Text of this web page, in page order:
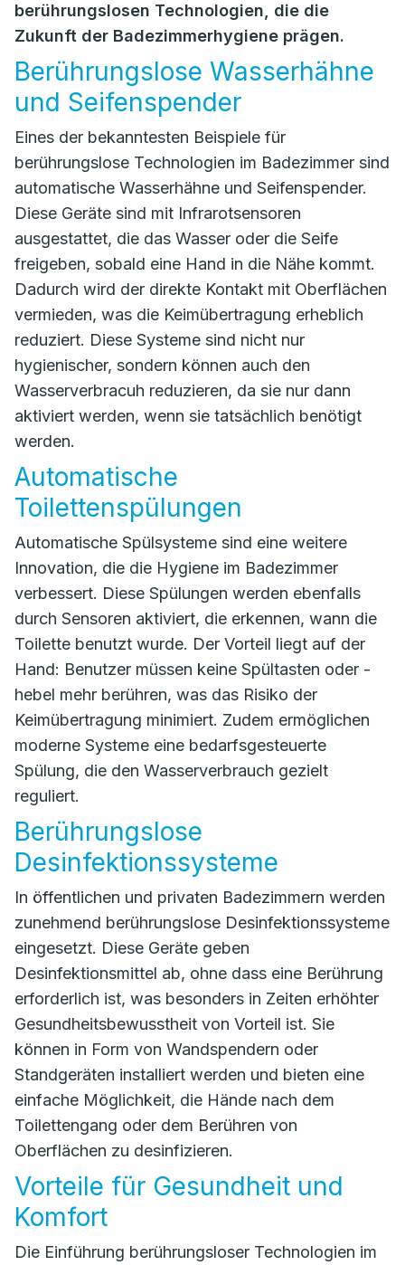
berührungslosen Technologien, die die
Zukunft der Badezimmerhygiene prägen.
Berührungslose Wasserhähne
und Seifenspender
Eines der bekanntesten Beispiele für
berührungslose Technologien im Badezimmer sind
automatische Wasserhähne und Seifenspender.
Diese Geräte sind mit Infrarotsensoren
ausgestattet, die das Wasser oder die Seife
freigeben, sobald eine Hand in die Nähe kommt.
Dadurch wird der direkte Kontakt mit Oberflächen
vermieden, was die Keimübertragung erheblich
reduziert. Diese Systeme sind nicht nur
hygienischer, sondern können auch den
Wasserverbracuh reduzieren, da sie nur dann
aktiviert werden, wenn sie tatsächlich benötigt
werden.
Automatische
Toilettenspülungen
Automatische Spülsysteme sind eine weitere
Innovation, die die Hygiene im Badezimmer
verbessert. Diese Spülungen werden ebenfalls
durch Sensoren aktiviert, die erkennen, wann die
Toilette benutzt wurde. Der Vorteil liegt auf der
Hand: Benutzer müssen keine Spültasten oder -
hebel mehr berühren, was das Risiko der
Keimübertragung minimiert. Zudem ermöglichen
moderne Systeme eine bedarfsgesteuerte
Spülung, die den Wasserverbrauch gezielt
reguliert.
Berührungslose
Desinfektionssysteme
In öffentlichen und privaten Badezimmern werden
zunehmend berührungslose Desinfektionssysteme
eingesetzt. Diese Geräte geben
Desinfektionsmittel ab, ohne dass eine Berührung
erforderlich ist, was besonders in Zeiten erhöhter
Gesundheitsbewusstheit von Vorteil ist. Sie
können in Form von Wandspendern oder
Standgeräten installiert werden und bieten eine
einfache Möglichkeit, die Hände nach dem
Toilettengang oder dem Berühren von
Oberflächen zu desinfizieren.
Vorteile für Gesundheit und
Komfort
Die Einführung berührungsloser Technologien im